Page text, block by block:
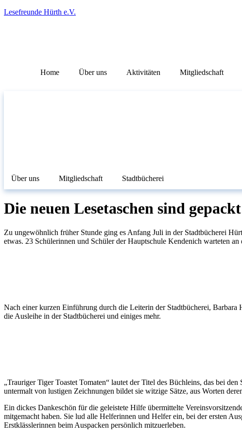
Lesefreunde Hürth e.V.
Home Über uns Aktivitäten Mitgliedschaft
Über uns Mitgliedschaft Stadtbücherei
Die neuen Lesetaschen sind gepackt
Zu ungewöhnlich früher Stunde ging es Anfang Juli in der Stadtbücherei
etwas. 23 Schülerinnen und Schüler der Hauptschule Kendenich warteten
Nach einer kurzen Einführung durch die Leiterin der Stadtbücherei,
die Ausleihe in der Stadtbücherei und einiges mehr.
„Trauriger Tiger Toastet Tomaten“ lautet der Titel des Büchleins, das bei
untermalt von lustigen Zeichnungen bildet sie witzige Sätze, aus Worten
Ein dickes Dankeschön für die geleistete Hilfe übermittelte
mitgemacht haben. Sie lud alle Helferinnen und Helfer ein, bei der ersten
Erstklässlerinnen beim Auspacken persönlich mitzuerleben.